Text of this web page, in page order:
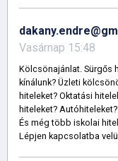
Vasárnap 15:48
Kölcsönajánlat. Sürgős
kínálunk? Üzleti
hiteleket? Oktatási
hiteleket?
És még több iskolai
Lépjen kapcsolatba